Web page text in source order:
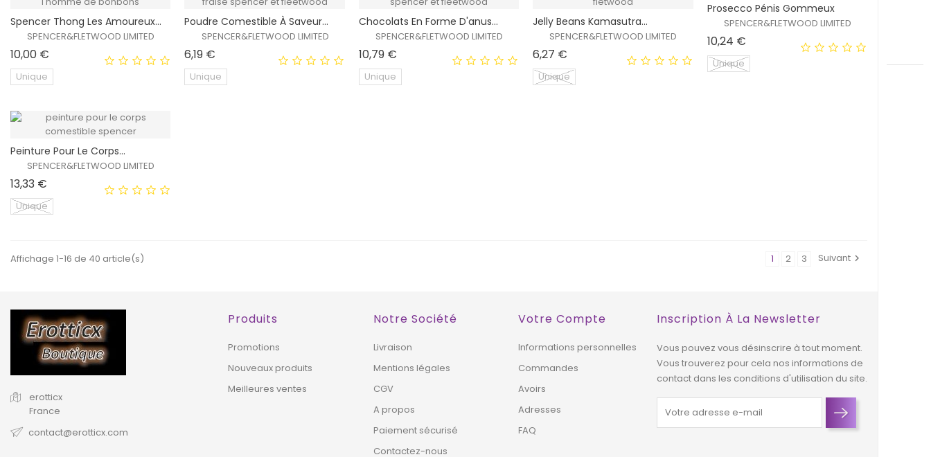
WEB !
HORS STOCK
WEB !
HORS STOCK
WEB !
HORS STOCK
EXCLUSIVITÉ
WEB !
HORS STOCK
EXCLUSIVITÉ
WEB !
WEB !
Spencer Thong Les Amoureux...
SPENCER&FLETWOOD LIMITED
10,00 €
Unique
Poudre Comestible À Saveur...
SPENCER&FLETWOOD LIMITED
6,19 €
Unique
Chocolats En Forme D'anus...
SPENCER&FLETWOOD LIMITED
10,79 €Prix
Unique
Jelly Beans Kamasutra...
SPENCER&FLETWOOD LIMITED
6,27 €
Unique
Prosecco Pénis Gommeux
SPENCER&FLETWOOD LIMITED
10,24 €Prix
Unique
HORS STOCK
Peinture Pour Le Corps...
SPENCER&FLETWOOD LIMITED
13,33 €
Unique
Affichage 1-16 de 40 article(s) 1 2 3 Suivant
erotticx
France
contact@erotticx.com
Produits
Promotions
Nouveaux produits
Meilleures ventes
Notre Société
Livraison
Mentions légales
CGV
A propos
Paiement sécurisé
Contactez-nous
Votre Compte
Informations personnelles
Commandes
Avoirs
Adresses
FAQ
Inscription À La Newsletter
Vous pouvez vous désinscrire à tout moment.
Vous trouverez pour cela nos informations de
contact dans les conditions d'utilisation du site.